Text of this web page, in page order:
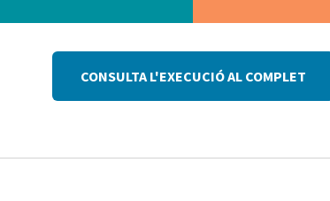
CONSULTA L'EXECUCIÓ AL COMPLET